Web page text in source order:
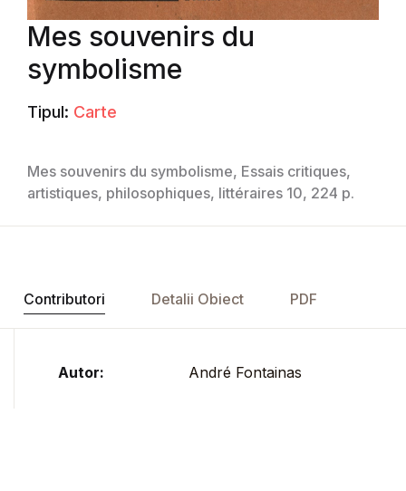
Mes souvenirs du
symbolisme
Tipul: Carte
Mes souvenirs du symbolisme, Essais critiques,
artistiques, philosophiques, littéraires 10, 224 p.
Contributori Detalii Obiect PDF
Autor: André Fontainas